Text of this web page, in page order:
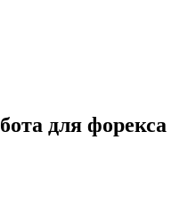
для форекса